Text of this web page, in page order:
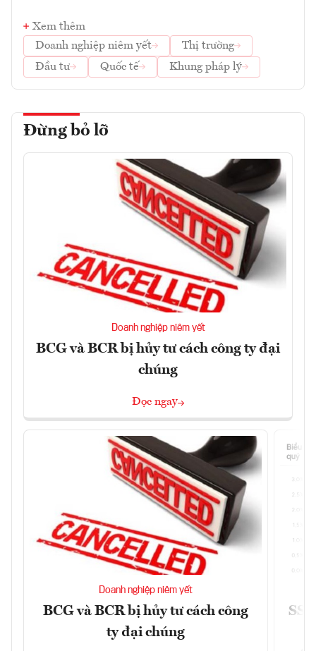
Xem thêm
Doanh nghiệp niêm yết
Thị trường
Đầu tư
Quốc tế Khung pháp lý
Đừng bỏ lỡ
Doanh nghiệp niêm yết
BCG và BCR bị hủy tư cách công ty đại
chúng
Đọc ngay
Doanh nghiệp niêm yết
BCG và BCR bị hủy tư cách công
ty đại chúng
SSI